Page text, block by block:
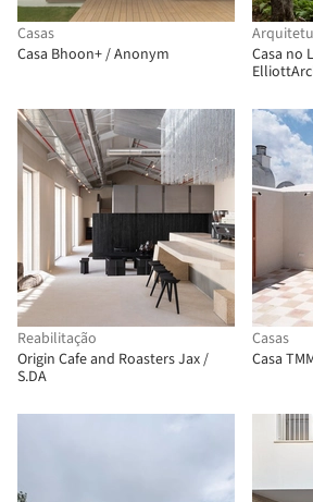
Casas
Casa Bhoon+ / Anonym
Casa no
Reabilitação
Origin Cafe and Roasters Jax /
S.DA
Casas
Casa